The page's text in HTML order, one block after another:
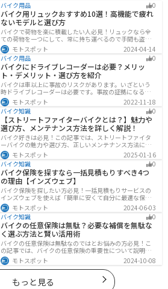
バイク用品 0
バイク用リュックおすすめ10選！高機能で疲れ
ないモデルと選び方
バイクで荷物を楽に積載したい人必見！リュックなら全
ての荷物を一つにして、常に持ち運べるので手間も盗ま
れる心配もありません。腰や肩の負担を軽減して通勤通
学・ツーリングを快適にできるオススメリュックを紹介
します。
モトスポット
2024-04-14
バイク用品
0
バイクにドライブレコーダーは必要？メリッ
ト・デメリット・選び方を紹介
バイクは車以上に事故のリスクがあります。いざという
時ドライブレコーダーは必要です。事故の証拠になるの
はもちろん、ツーリングの記録など多数のメリットがあ
ります。ドライブレコーダーのメリットデメリット、選
び方についてまとめました。付けようか悩んでいる人は
参考にしてください。
モトスポット
2022-11-18
バイク知識
0
【ストリートファイターバイクとは？】魅力や
選び方、メンテナンス方法を詳しく解説！
バイク好きは必見！この記事では、ストリートファイタ
ーバイクの魅力や選び方、正しいメンテナンス方法につ
いて解説しています。実はストリートファイターバイク
は、個性的なデザインと高い走行性能が魅力です。この
記事を読めば、ストリートファイターバイクの魅力がわ
かります。
モトスポット
2025-01-16
バイク知識
0
バイク保険を探すなら一括見積もりすべき4つ
の理由【インズウェブ】
バイク保険を探したい方必見！一括見積もりサービスの
インズウェブを使えば「簡単に安くて自分に最適な保険
を3分で見つける」ことができます。最大5社のバイク保
険を一気に比べることができるので、探す手間と時間が
省けます。
モトスポット
2024-06-03
バイク知識
0
バイクの任意保険は無駄？必要な補償を無駄な
く選ぶ方法と賢い活用術
バイクの任意保険は無駄なのではとお悩みの方必見！こ
の記事では、バイクの任意保険の重要性について説明し
ています。実は、自賠責保険だけでは不十分な保護しか
得られず、経済的リスクも高いです。この記事を読めば、
バイクの任意保険が必要な理由がわかります。
モトスポット 2024-10-08
もっと見る